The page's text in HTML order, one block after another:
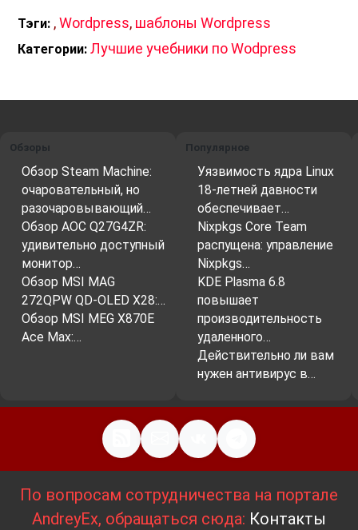
Тэги: ,Wordpress, шаблоны Wordpress
Категории: Лучшие учебники по Wodpress
Обзоры
Обзор Steam Machine:
очаровательный, но
разочаровывающий…
Обзор AOC Q27G4ZR:
удивительно доступный
монитор…
Обзор MSI MAG
272QPW QD-OLED X28:…
Обзор MSI MEG X870E
Ace Max:…
Популярное
Уязвимость ядра Linux
18-летней давности
обеспечивает…
Nixpkgs Core Team
распущена: управление
Nixpkgs…
KDE Plasma 6.8
повышает
производительность
удаленного…
Действительно ли вам
нужен антивирус в…
По вопросам сотрудничества на портале
AndreyEx, обращаться сюда: Контакты